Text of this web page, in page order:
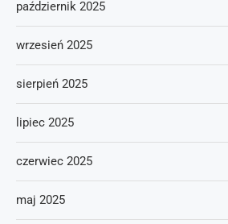
październik 2025
wrzesień 2025
sierpień 2025
lipiec 2025
czerwiec 2025
maj 2025